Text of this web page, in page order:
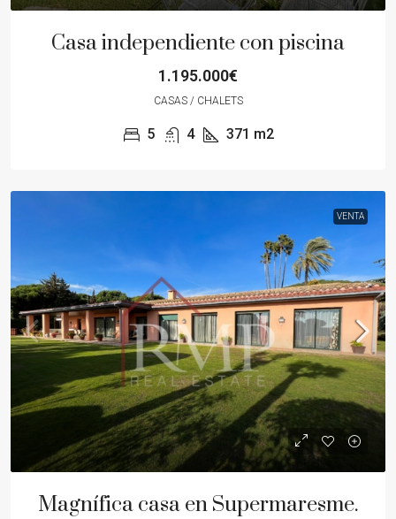
Casa independiente con piscina
1.195.000€
CASAS / CHALETS
5 4 371 m2
VENTA
Magnífica casa en Supermaresme.